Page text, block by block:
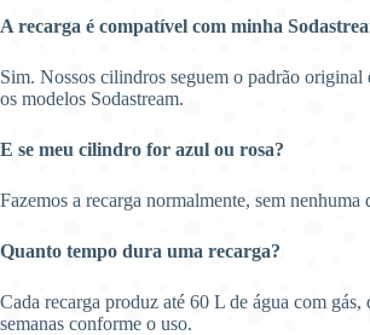
A recarga é compatível com minha
Sim. Nossos cilindros seguem o padrão original
os modelos Sodastream.
E se meu cilindro for azul ou rosa?
Fazemos a recarga normalmente, sem nenhuma
Quanto tempo dura uma recarga?
Cada recarga produz até 60 L de água com gás,
semanas conforme o uso.